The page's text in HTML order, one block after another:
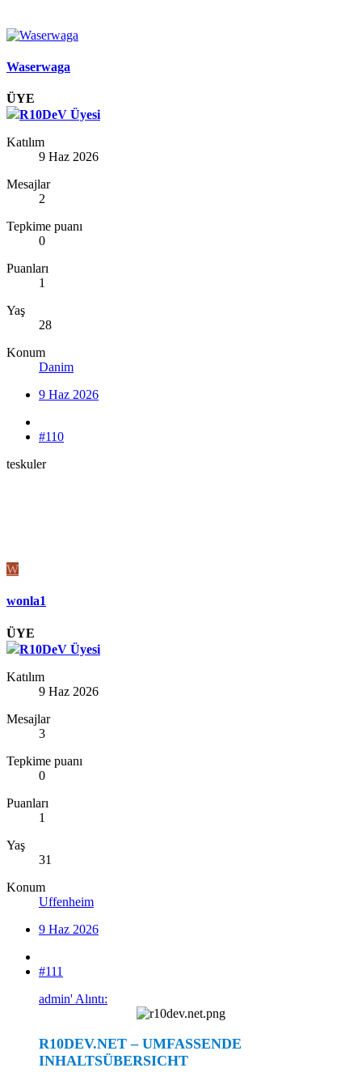
Waserwaga
ÜYE
R10DeV Üyesi
Katılım
9 Haz 2026
Mesajlar
2
Tepkime puanı
0
Puanları
1
Yaş
28
Konum
Danim
9 Haz 2026
#110
teskuler
W
wonla1
ÜYE
R10DeV Üyesi
Katılım
9 Haz 2026
Mesajlar
3
Tepkime puanı
0
Puanları
1
Yaş
31
Konum
Uffenheim
9 Haz 2026
#111
admin' Alıntı:
R10DEV.NET – UMFASSENDE
INHALTSÜBERSICHT